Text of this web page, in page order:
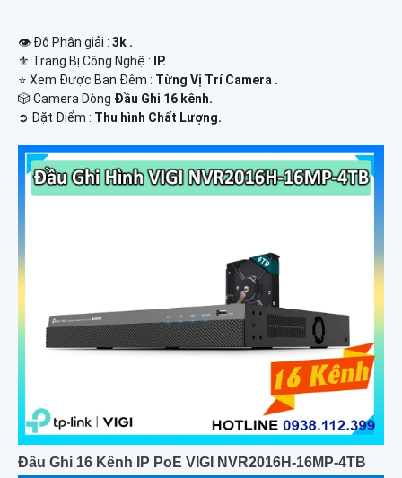
👁 Độ Phân giải : 3k .
⚜️ Trang Bị Công Nghệ :
IP.
⭐ Xem Được Ban Đêm : Từng Vị Trí Camera .
🎲 Camera Dòng Đầu Ghi 16 kênh.
️➲ Đặt Điểm : Thu hình Chất Lượng.
Đầu Ghi 16 Kênh IP PoE VIGI NVR2016H-16MP-4TB